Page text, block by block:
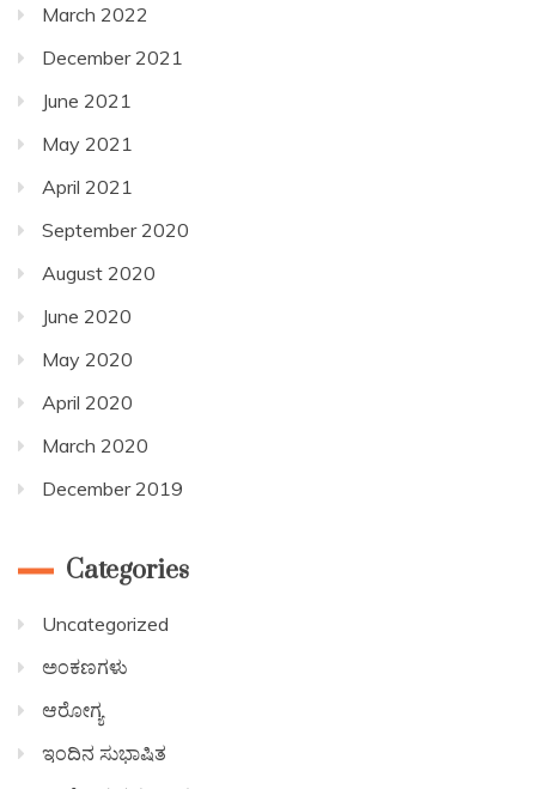
March 2022
December 2021
June 2021
May 2021
April 2021
September 2020
August 2020
June 2020
May 2020
April 2020
March 2020
December 2019
Categories
Uncategorized
ಅಂಕಣಗಳು
ಆರೋಗ್ಯ
ಇಂದಿನ ಸುಭಾಷಿತ